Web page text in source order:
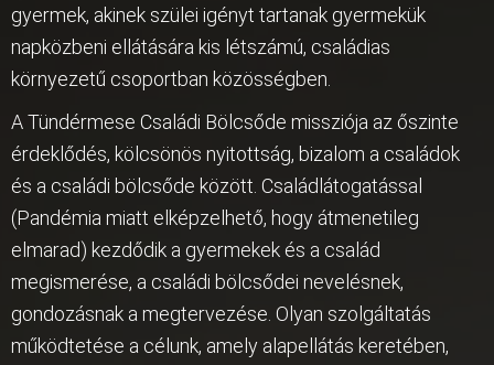
gyermek, akinek szülei igényt tartanak gyermekük
napközbeni ellátására kis létszámú, családias
környezetű csoportban közösségben.
A Tündérmese Családi Bölcsőde missziója az őszinte
érdeklődés, kölcsönös nyitottság, bizalom a családok
és a családi bölcsőde között. Családlátogatással
(Pandémia miatt elképzelhető, hogy átmenetileg
elmarad) kezdődik a gyermekek és a család
megismerése, a családi bölcsődei nevelésnek,
gondozásnak a megtervezése. Olyan szolgáltatás
működtetése a célunk, amely alapellátás keretében,